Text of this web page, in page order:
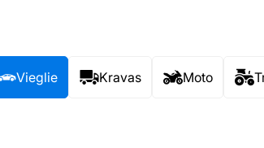
Vieglie Kravas Moto